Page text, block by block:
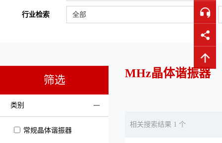
行业检索 全部
筛选
类别
常规晶体谐振器
MHz晶体谐振器
相关搜索结果 1 个